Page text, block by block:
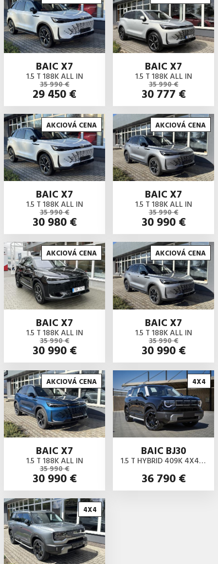
BAIC X7
1.5 T 188K ALL IN
35 990 €
29 450 €
BAIC X7
1.5 T 188K ALL IN
35 990 €
30 777 €
AKCIOVÁ CENA
BAIC X7
1.5 T 188K ALL IN
35 990 €
30 980 €
AKCIOVÁ CENA
BAIC X7
1.5 T 188K ALL IN
35 990 €
30 990 €
AKCIOVÁ CENA
BAIC X7
1.5 T 188K ALL IN
35 990 €
30 990 €
AKCIOVÁ CENA
BAIC X7
1.5 T 188K ALL IN
35 990 €
30 990 €
AKCIOVÁ CENA
BAIC X7
1.5 T 188K ALL IN
35 990 €
30 990 €
4X4
BAIC BJ30
1.5 T HYBRID 409K 4X4 ALL IN
36 790 €
4X4